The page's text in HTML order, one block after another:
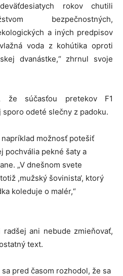
rokov chutili
bezpečnostných,
a iných predpisov
voda z kohútika oproti
dvanástke,“ zhrnul svoje
že súčasťou pretekov F1
odeté slečny z padoku.
možnosť potešiť
pochvália pekné šaty a
„V dnešnom svete
,mužský šovinista‘, ktorý
koleduje o malér,“
radšej ani nebude zmieňovať,
text.
pred časom rozhodol, že sa